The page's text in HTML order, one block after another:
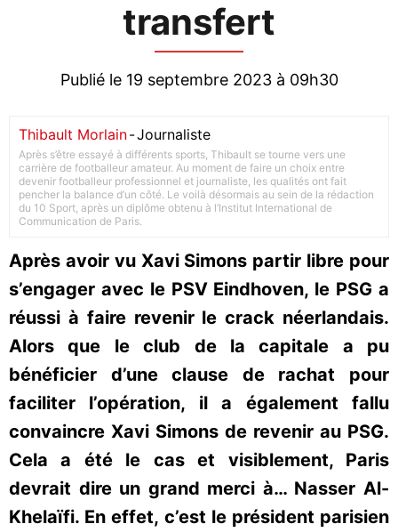
transfert
Publié le 19 septembre 2023 à 09h30
Thibault Morlain-Journaliste
Après s’être essayé à différents sports, Thibault se tourne vers une
carrière de footballeur amateur. Au moment de faire un choix entre
devenir footballeur professionnel et journaliste, les qualités ont fait
pencher la balance d’un côté. Le voilà désormais au sein de la rédaction
du 10 Sport, après un diplôme obtenu à l’Institut International de
Communication de Paris.
Après avoir vu Xavi Simons partir libre pour
s’engager avec le PSV Eindhoven, le PSG a
réussi à faire revenir le crack néerlandais.
Alors que le club de la capitale a pu
bénéficier d’une clause de rachat pour
faciliter l’opération, il a également fallu
convaincre Xavi Simons de revenir au PSG.
Cela a été le cas et visiblement, Paris
devrait dire un grand merci à… Nasser Al-
Khelaïfi. En effet, c’est le président parisien